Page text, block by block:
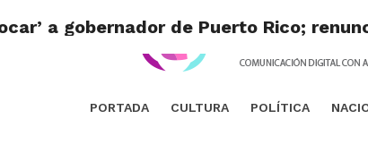
PORTADA CULTURA POLÍTICA
a gobernador de Puerto Rico;